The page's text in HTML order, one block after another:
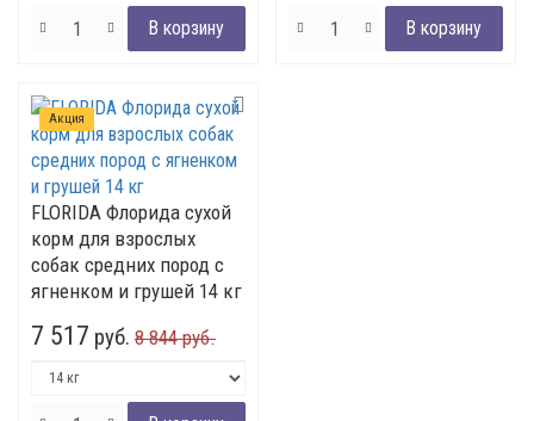
Акция
FLORIDA Флорида сухой
корм для взрослых
собак средних пород с
ягненком и грушей 14 кг
7 517 руб. 8 844 руб.